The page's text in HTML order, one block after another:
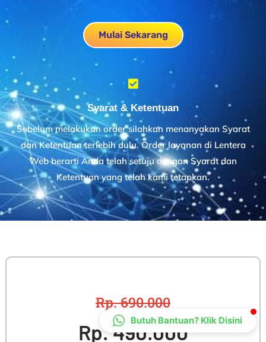
Mulai Sekarang
Syarat & Ketentuan
Sebelum melakukan order silahkan menanyakan Syarat
dan Ketentuan terlebih dulu. Order layanan di Lentera
Web berarti Anda telah setuju dengan Syarat dan
Ketentuan yang telah kami tetapkan.
Rp. 690.000
Rp. 490.000
CS Lenteraweb
Online
Butuh Bantuan? Klik Disini